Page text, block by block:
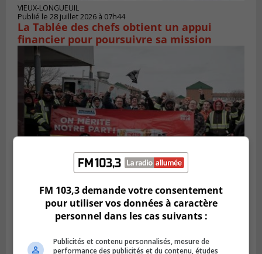
VIEUX-LONGUEUIL
Publié le 28 juillet 2026 à 07h44
La Tablée des chefs obtient un appui
financier pour poursuivre sa mission
BOUCHERVILLE
Publié le 27 juillet 2026 à 19h58
Metro prend les moyens pour protéger son
personnel cadre
FM 103,3 demande votre consentement
pour utiliser vos données à caractère
personnel dans les cas suivants :
Publicités et contenu personnalisés, mesure de
performance des publicités et du contenu, études